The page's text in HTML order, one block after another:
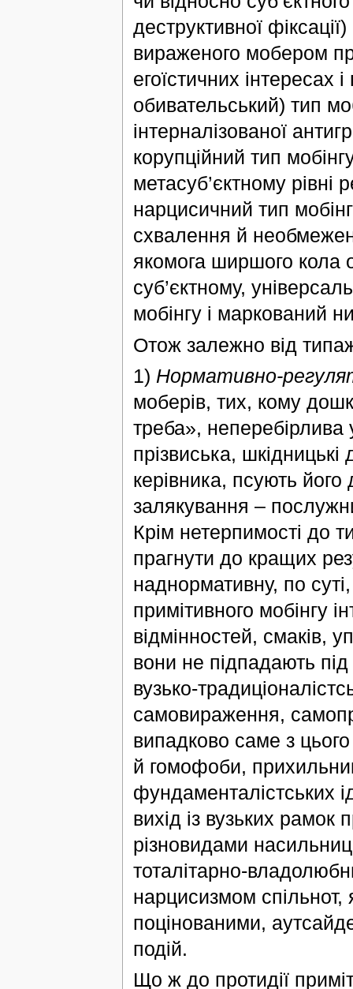
деструктивної
вираженого мобером
егоїстичних інтересах
обивательський) тип
інтерналізованої
корупційний тип
метасуб’єктному рівні
нарцисичний тип
схвалення й
якомога ширшого кола
суб’єктному,
мобінгу і маркований
Отож залежно від
1) Нормативно-
моберів, тих, кому
треба», неперебірлива
прізвиська,
керівника, псують його
залякування –
Крім нетерпимості до
прагнути до кращих
наднормативну, по
примітивного мобінгу
відмінностей, смаків,
вони не підпадають
вузько-
самовираження,
випадково саме з
й гомофоби,
фундаменталістських
вихід із вузьких рамок
різновидами
тоталітарно-
нарцисизмом
поцінованими,
подій.
Що ж до протидії